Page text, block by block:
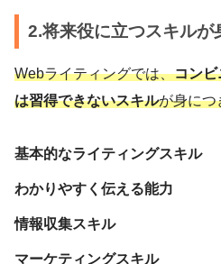
2.将来役に立つスキルが
Webライティングでは、コンビ
は習得できないスキルが身につ
基本的なライティングスキル
わかりやすく伝える能力
情報収集スキル
マーケティングスキル